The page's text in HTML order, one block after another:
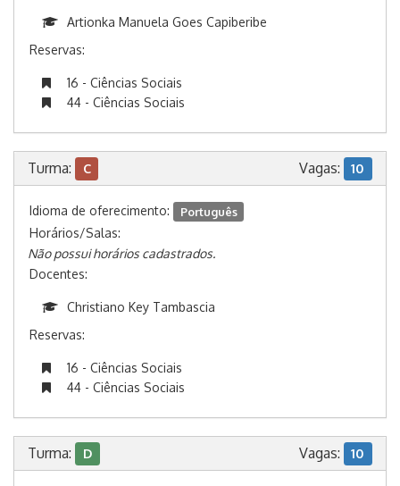
Artionka Manuela Goes Capiberibe
Reservas:
16 - Ciências Sociais
44 - Ciências Sociais
Turma: C Vagas: 10
Idioma de oferecimento: Português
Horários/Salas:
Não possui horários cadastrados.
Docentes:
Christiano Key Tambascia
Reservas:
16 - Ciências Sociais
44 - Ciências Sociais
Turma: D Vagas: 10